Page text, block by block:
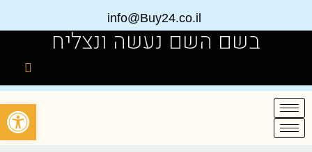
info@Buy24.co.il
בשם השם נעשה ונצליח